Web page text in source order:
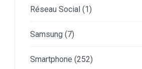
Réseau Social (1)
Samsung (7)
Smartphone (252)